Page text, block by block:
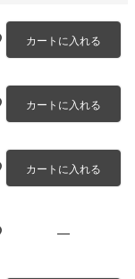
カートに入れる
カートに入れる
カートに入れる
—